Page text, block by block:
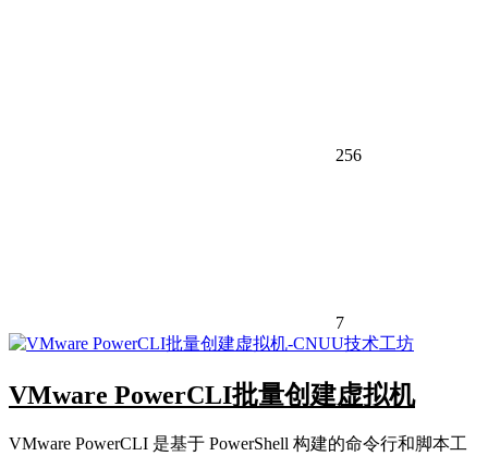
256
7
VMware PowerCLI批量创建虚拟机
VMware PowerCLI 是基于 PowerShell 构建的命令行和脚本工